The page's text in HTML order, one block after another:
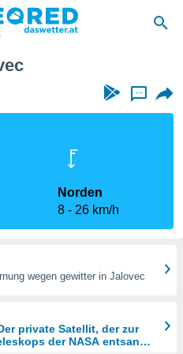
...
Norden
8
26 km/h
wegen gewitter in Jalovec
private Satellit, der zur
der NASA entsandt